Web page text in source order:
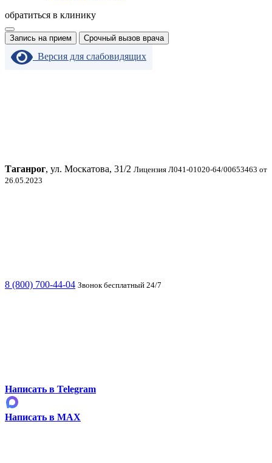
обратиться в клинику
Запись на прием Срочный вызов врача
Версия для слабовидящих
Таганрог, ул. Москатова, 31/2 Лицензия Л041-01020-64/00653463 от
26.05.2023
8 (800) 700-44-04 Звонок бесплатный 24/7
Написать в Telegram
Написать в MAX